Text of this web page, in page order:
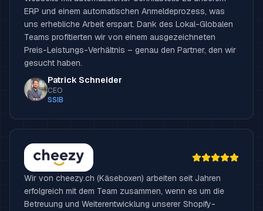
ERP und einem automatischen Anmeldeprozess, was
uns erhebliche Arbeit erspart. Dank des Lokal-Globalen
Teams profitierten wir von einem ausgezeichneten
Preis-Leistungs-Verhältnis – genau den Partner, den wir
gesucht haben.
Patrick Schneider
CEO
SSIB
Wir von cheezy.ch (Käseboxen) arbeiten seit Jahren
erfolgreich mit dem Team zusammen, wenn es um die
Betreuung und Weiterentwicklung unserer Shopify-